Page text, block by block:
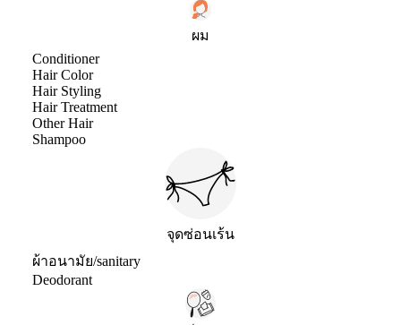
ผม
Conditioner
Hair Color
Hair Styling
Hair Treatment
Other Hair
Shampoo
จุดซ่อนเร้น
ผ้าอนามัย/sanitary
Deodorant